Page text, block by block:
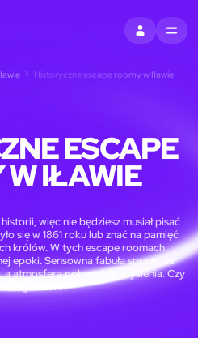
ZALOGUJ SIĘ
MENU
Historyczne escape roomy w Iławie
ESCAPE
IŁAWIE
więc nie będziesz musiał pisać
się w 1861 roku lub znać na pamięć
królów. W tych escape roomach
epoki. Sensowna fabuła sprawi, że
a atmosfera pobudzi do myślenia. Czy
bieg historii?